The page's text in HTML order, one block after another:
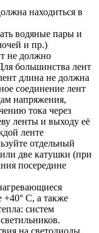
находиться в
водяные пары и
и пр.)
не должно
большинства лент
длина не должна
соединение лент
напряжения,
тока через
ленты и выходу её
ленте
отдельный
две катушки (при
посередине
C, а также
систем
на светодиоды,